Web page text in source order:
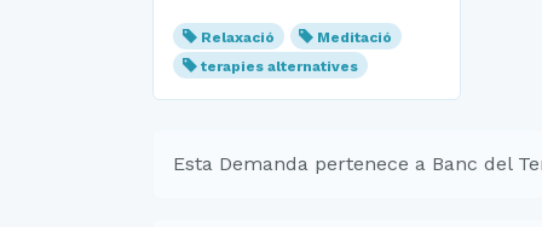
Relaxació
Meditació
terapies alternatives
Esta Demanda pertenece a Banc del